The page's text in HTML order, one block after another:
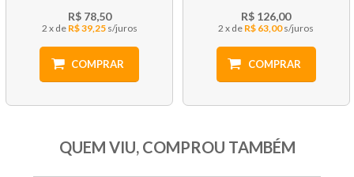
R$ 78,50
2 x R$ 39,25
COMPRAR
R$ 126,00
2 x R$ 63,00
COMPRAR
QUEM VIU, COMPROU TAMBÉM